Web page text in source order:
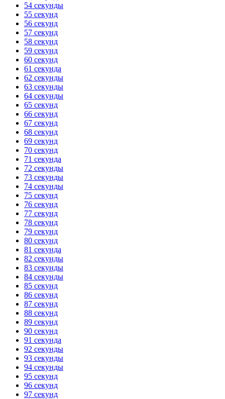
54 секунды
55 секунд
56 секунд
57 секунд
58 секунд
59 секунд
60 секунд
61 секунда
62 секунды
63 секунды
64 секунды
65 секунд
66 секунд
67 секунд
68 секунд
69 секунд
70 секунд
71 секунда
72 секунды
73 секунды
74 секунды
75 секунд
76 секунд
77 секунд
78 секунд
79 секунд
80 секунд
81 секунда
82 секунды
83 секунды
84 секунды
85 секунд
86 секунд
87 секунд
88 секунд
89 секунд
90 секунд
91 секунда
92 секунды
93 секунды
94 секунды
95 секунд
96 секунд
97 секунд